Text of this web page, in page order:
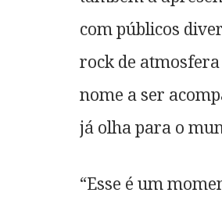
com públicos
rock de
nome a ser
já olha para o
“Esse é um